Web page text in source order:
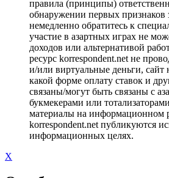
правила (принципы)
обнаружении первых признаков
немедленно обратитесь к
участие в азартных играх не
доходов или альтернативой
ресурс korrespondent.net не
и/или виртуальные деньги, сайт
какой форме оплату ставок и
связаны/могут быть связаны с
букмекерами или
материалы на информационном
korrespondent.net публикуются
информационных целях.
X